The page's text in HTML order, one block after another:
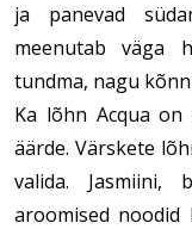
ja panevad
meenutab väga
tundma, nagu
Ka lõhn Acqua on
äärde. Värskete
valida. Jasmiini,
aroomised noodid